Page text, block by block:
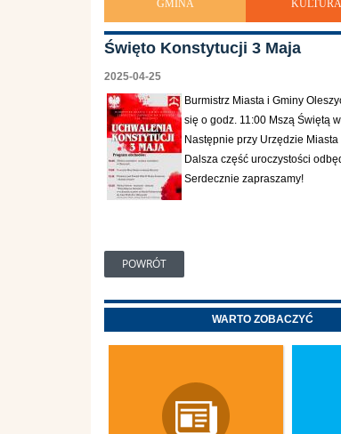
GMINA KULTURA
Święto Konstytucji 3 Maja
2025-04-25
Burmistrz Miasta i Gminy
się o godz. 11:00 Mszą Świętą
Następnie przy Urzędzie
Dalsza część uroczystości
Serdecznie zapraszamy!
POWRÓT
WARTO ZOBACZYĆ